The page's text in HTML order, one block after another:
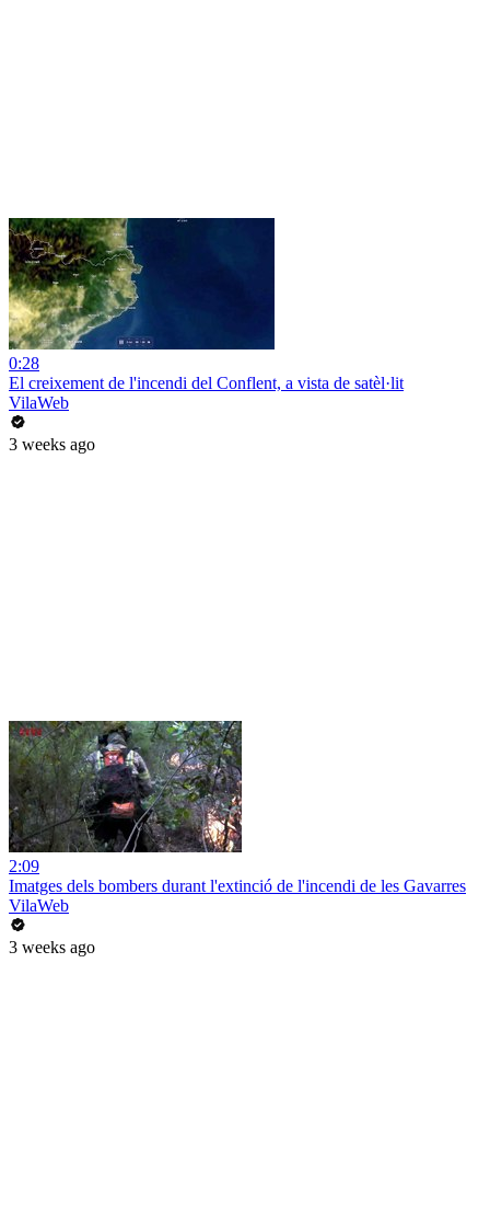
0:28
El creixement de l'incendi del Conflent, a vista de satèl·lit
VilaWeb
3 weeks ago
2:09
Imatges dels bombers durant l'extinció de l'incendi de les Gavarres
VilaWeb
3 weeks ago